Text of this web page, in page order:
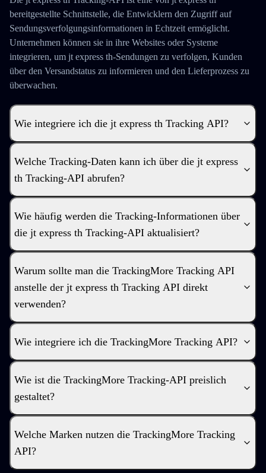
bereitgestellte Schnittstelle, die Entwicklern den Zugriff auf
Sendungsverfolgungsinformationen in Echtzeit ermöglicht.
Unternehmen können sie in ihre Websites oder Systeme
integrieren, um jt express th-Sendungen zu verfolgen, Kunden
über den Versandstatus zu informieren und den Lieferprozess zu
überwachen.
Wie integriere ich die jt express th Tracking API?
Welche Tracking-Daten kann ich über die jt express
th Tracking-API abrufen?
Wie häufig werden die Tracking-Informationen über
die jt express th Tracking-API aktualisiert?
Warum sollte man die TrackingMore Tracking API
anstelle der jt express th Tracking API direkt
verwenden?
Wie integriere ich die TrackingMore Tracking API?
Wie ist die TrackingMore Tracking-API preislich
gestaltet?
Welche Marken nutzen die TrackingMore Tracking
API?